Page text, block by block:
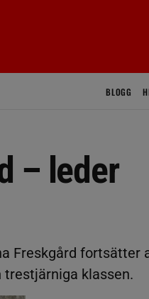
BLOGG
– leder
Freskgård fortsätter
trestjärniga klassen.